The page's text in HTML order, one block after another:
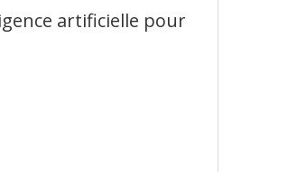
artificielle pour